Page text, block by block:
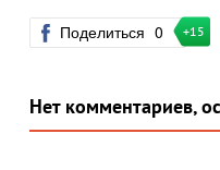
Поделиться 0 +15
Нет комментариев,